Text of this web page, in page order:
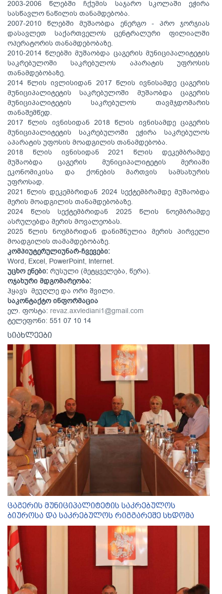
2003-2006 წლებში ჩქუმის საჯარო სკოლაში ეჭირა
სასწავლო ნაწილის თანამდებობა.
2007-2010 წლებში მუშაობდა ენერგო - პრო ჯორჯიას
დასავლეთ საქართველოს ცენტრალური ფილიალში
ოპერატორის თანამდებობაზე.
2010-2014 წლებში მუშაობდა ცაგერის მუნიციპალიტეტის
საკრებულოში საკრებულოს აპარატის უფროსის
თანამდებობაზე.
2014 წლის ივლისიდან 2017 წლის ივნისამდე ცაგერის
მუნიციპალიტეტის საკრებულოში მუშაობდა ცაგერის
მუნიციპალიტეტის საკრებულოს თავმჯდომარის
თანაშემწედ.
2017 წლის ივნისიდან 2018 წლის ივნისამდე ცაგერის
მუნიციპალიტეტის საკრებულოში ეჭირა საკრებულოს
აპარატის უფოსის მოადგილის თანამდებობა.
2018 წლის ივნისიდან 2021 წლის დეკემბრამდე
მუშაობდა ცაგერის მუნიციპალიტეტის მერიაში
ეკონომიკისა და ქონების მართვის სამსახურის
უფროსად.
2021 წლის დეკემბრიდან 2024 სექტემბრამდე მუშაობდა
მერის მოადგილის თანამდებობაზე.
2024 წლის სექტემბრიდან 2025 წლის ნოემბრამდე
ასრულებდა მერის მოვალეობას.
2025 წლის ნოემბრიდან დანიშნულია მერის პირველი
მოადგილის თამამდებობაზე.
კომპიუტერულიუნარ-ჩვევები:
Word, Excel, PowerPoint, lnternet.
უცხო ენები: რუსული (მეტყველება, წერა).
ოჯახური მდგომარეობა:
ჰყავს მეუღლე და ორი შვილი.
საკონტაქტო ინფორმაცია
ელ. ფოსტა: revaz.axvlediani1@gmail.com
ტელეფონი: 551 07 10 14
სიახლეები
ცაგერის მუნიციპალიტეტის საკრებულოს
ბიუროსა და საკრებულოს რიგგარეშე სხდომა